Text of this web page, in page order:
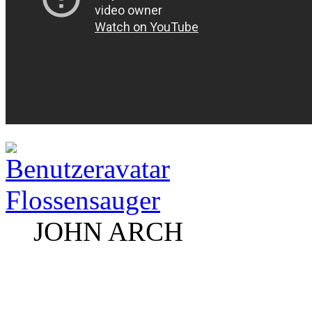
Flossensauger
JOHN ARCH